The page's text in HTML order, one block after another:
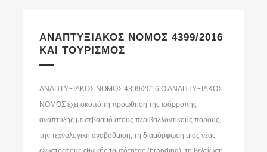
ΑΝΑΠΤΥΞΙΑΚΟΣ ΝΟΜΟΣ 4399/2016
ΚΑΙ ΤΟΥΡΙΣΜΟΣ
ΑΝΑΠΤΥΞΙΑΚΟΣ ΝΟΜΟΣ 4399/2016 Ο ΑΝΑΠΤΥΞΙΑΚΟΣ
ΝΟΜΟΣ έχει σκοπό τη προώθηση της ισόρροπης
ανάπτυξης με σεβασμό στους περιβαλλοντικούς πόρους,
την τεχνολογική αναβάθμιση, τη διαμόρφωση μιας νέας